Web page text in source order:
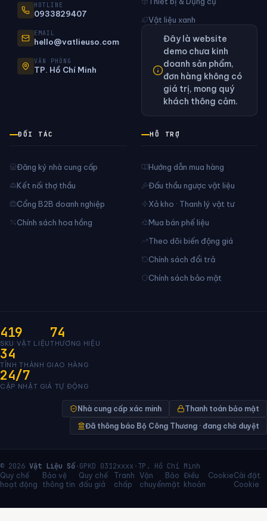
HOTLINE
0933829407
EMAIL
hello@vatlieuso.com
VĂN PHÒNG
TP. Hồ Chí Minh
Vật liệu xanh
ĐỐI TÁC
Đăng ký nhà cung cấp
Kết nối thợ thầu
Cổng B2B doanh nghiệp
Chính sách hoa hồng
HỖ TRỢ
Hướng dẫn mua hàng
Đấu thầu ngược vật liệu
Xả kho · Thanh lý vật tư
Mua bán phế liệu
Theo dõi biến động giá
Chính sách đổi trả
Chính sách bảo mật
Đây là website
demo chưa kinh
doanh sản phẩm,
đơn hàng không có
giá trị, mong quý
khách thông cảm.
419
SKU VẬT LIỆU
74
THƯƠNG HIỆU
34
TỈNH THÀNH GIAO HÀNG
24/7
CẬP NHẬT GIÁ TỰ ĐỘNG
Nhà cung cấp xác minh
Thanh toán bảo mật
Đã thông báo Bộ Công Thương · đang chờ duyệt
© 2026 Vật Liệu Số·GPKD 0312xxxx ·TP. Hồ Chí Minh
Quy chế
hoạt động
Bảo vệ
thông tin
Quy chế
đấu giá
Tranh
chấp
Vận
chuyển
Bảo
mật
Điều
khoản
CookieCài đặt
Cookie